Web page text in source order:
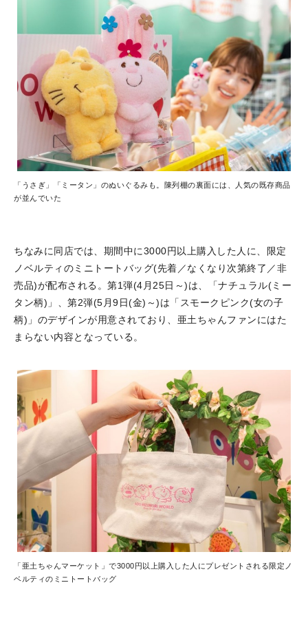
「うさぎ」「ミータン」のぬいぐるみも。陳列棚の裏面には、人気の既存商品
が並んでいた
ちなみに同店では、期間中に3000円以上購入した人に、限定
ノベルティのミニトートバッグ(先着／なくなり次第終了／非
売品)が配布される。第1弾(4月25日～)は、「ナチュラル(ミー
タン柄)」、第2弾(5月9日(金)～)は「スモークピンク(女の子
柄)」のデザインが用意されており、亜土ちゃんファンにはた
まらない内容となっている。
「亜土ちゃんマーケット」で3000円以上購入した人にプレゼントされる限定ノ
ベルティのミニトートバッグ